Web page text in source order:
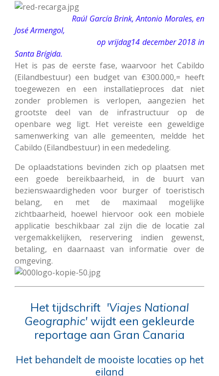
Raúl García Brink, Antonio Morales, en
José Armengol,
op vrijdag14 december 2018 in
Santa Brígida.
Het is pas de eerste fase, waarvoor het Cabildo
(Eilandbestuur) een budget van €300.000,= heeft
toegewezen en een installatieproces dat niet
zonder problemen is verlopen, aangezien het
grootste deel van de infrastructuur op de
openbare weg ligt. Het vereiste een geweldige
samenwerking van alle gemeenten, meldde het
Cabildo (Eilandbestuur) in een mededeling.
De oplaadstations bevinden zich op plaatsen met
een goede bereikbaarheid, in de buurt van
bezienswaardigheden voor burger of toeristisch
belang, en met de maximaal mogelijke
zichtbaarheid, hoewel hiervoor ook een mobiele
applicatie beschikbaar zal zijn die de locatie zal
vergemakkelijken, reservering indien gewenst,
betaling, en daarnaast van informatie over de
omgeving.
Het tijdschrift 'Viajes National
Geographic' wijdt een gekleurde
reportage aan Gran Canaria
Het behandelt de mooiste locaties op het
eiland